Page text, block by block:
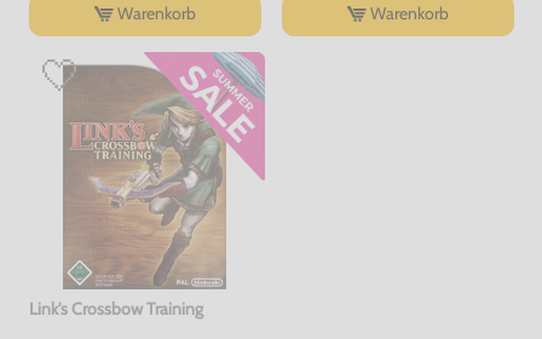
Warenkorb Warenkorb
Link's Crossbow Training